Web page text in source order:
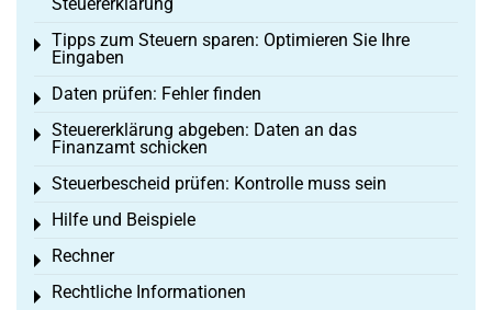
Tipps zum Steuern sparen: Optimieren Sie Ihre
Eingaben
Toggle menu
Daten prüfen: Fehler finden
Toggle menu
Steuererklärung abgeben: Daten an das
Finanzamt schicken
Toggle menu
Steuerbescheid prüfen: Kontrolle muss sein
Toggle menu
Hilfe und Beispiele
Toggle menu
Rechner
Toggle menu
Rechtliche Informationen
Toggle menu